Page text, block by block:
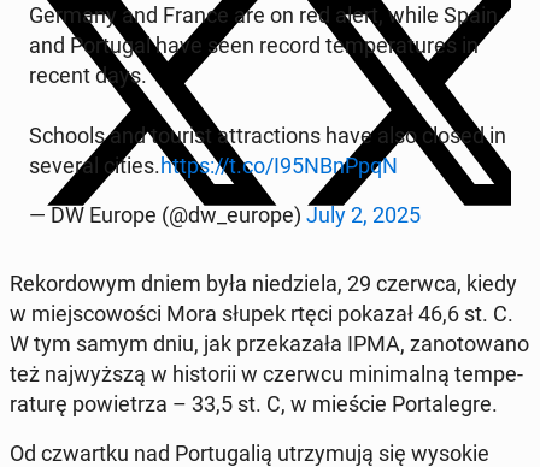
Germany and France are on red alert, while Spain
and Por­tu­gal have seen record tem­pe­ra­tu­res in
recent days.
Schools and tourist at­trac­tions have also closed in
several cities.https://t.co/I95NBnPpqN
— DW Europe (@dw_europe) July 2, 2025
Re­kor­do­wym dniem była nie­dzie­la, 29 czerwca, kiedy
w miej­sco­wo­ści Mora słupek rtęci pokazał 46,6 st. C.
W tym samym dniu, jak prze­ka­za­ła IPMA, za­no­to­wa­no
też naj­wyż­szą w hi­sto­rii w czerwcu mi­ni­mal­ną tem­pe­
ra­tu­rę po­wie­trza – 33,5 st. C, w mieście Por­ta­le­gre.
Od czwart­ku nad Por­tu­ga­lią utrzy­mu­ją się wysokie